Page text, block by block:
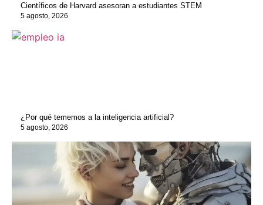
Científicos de Harvard asesoran a estudiantes STEM
5 agosto, 2026
¿Por qué tememos a la inteligencia artificial?
5 agosto, 2026